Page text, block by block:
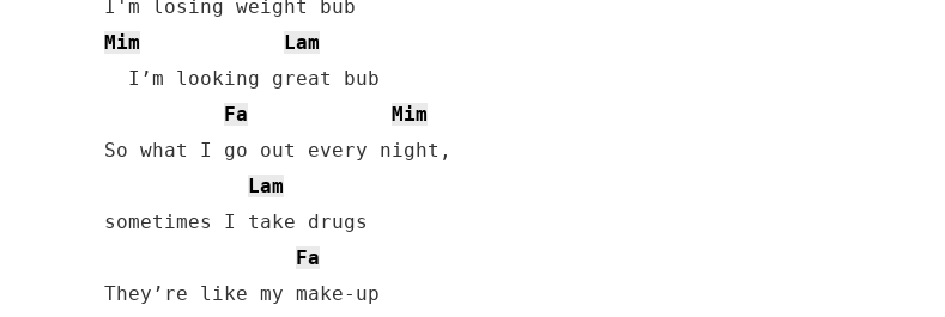
Mim
Lam
  I’m looking great bub
Fa
Mim
So what I go out every night,
Lam
sometimes I take drugs
Fa